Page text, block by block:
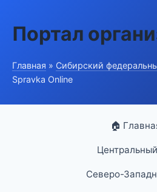
Портал
Главная » Сибирский
Spravka Online
🏠
Северо-